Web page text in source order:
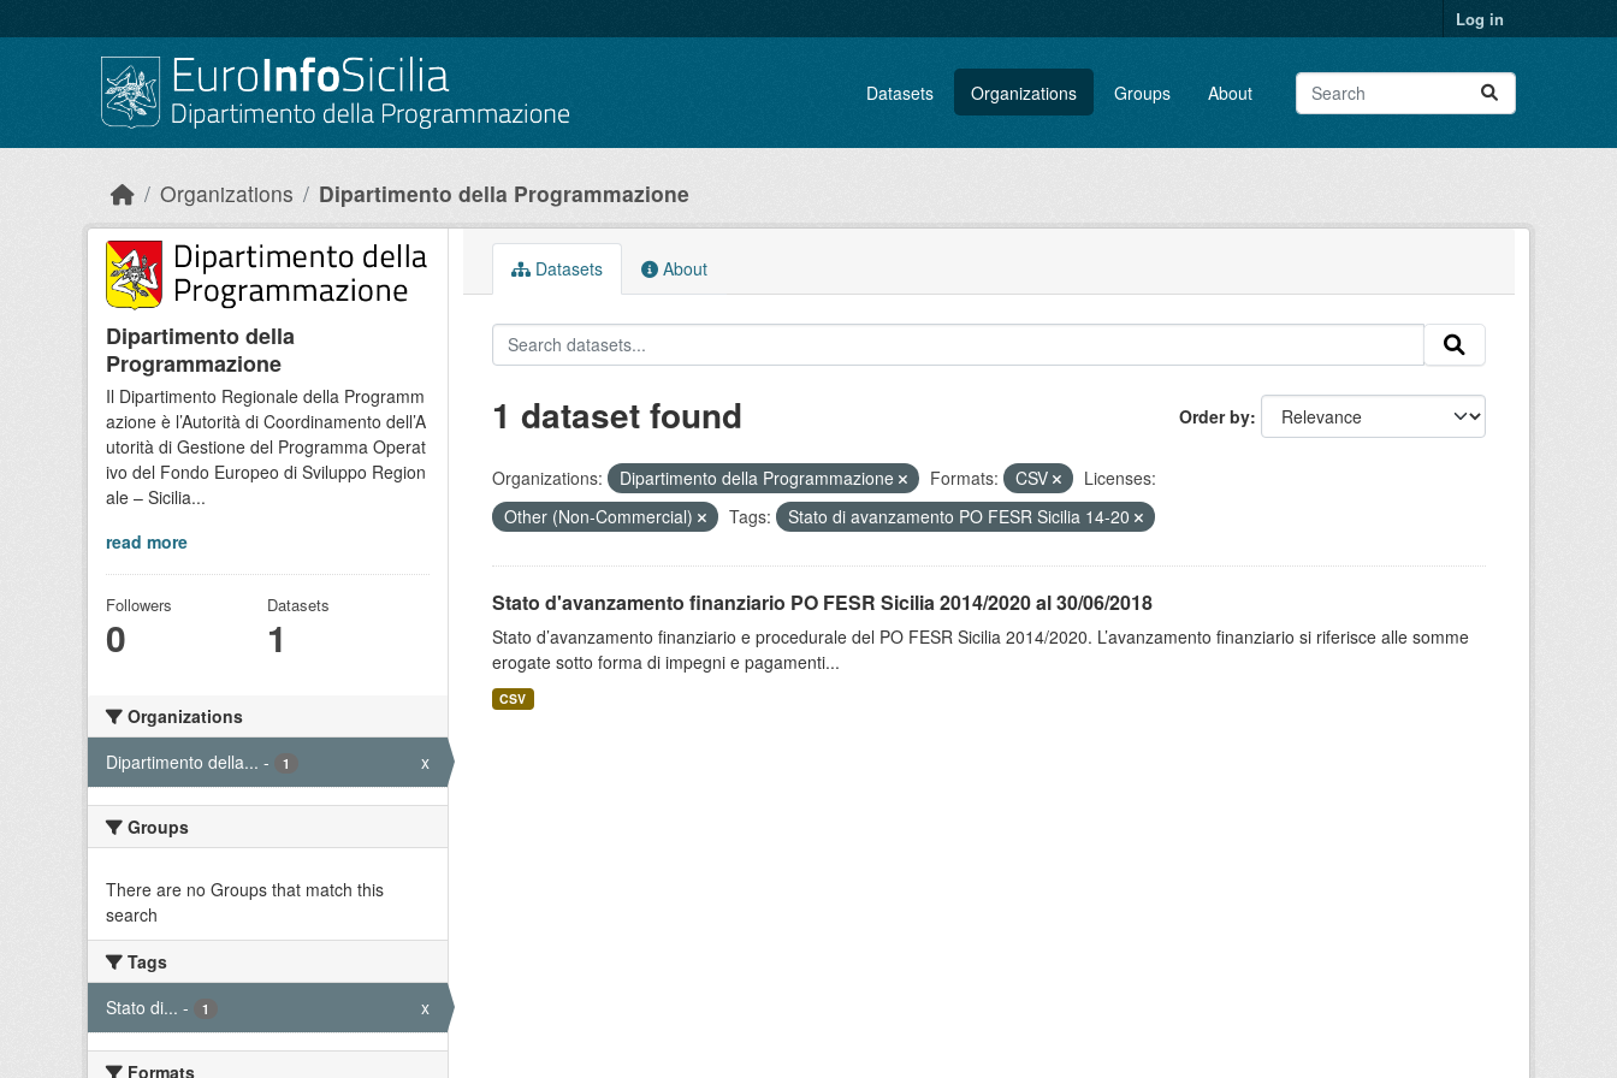
Log in
Datasets Organizations Groups About
Organizations Dipartimento della Programmazione
Dipartimento della
Programmazione
Il Dipartimento Regionale della Programm
azione è l’Autorità di Coordinamento dell’A
utorità di Gestione del Programma Operat
ivo del Fondo Europeo di Sviluppo Region
ale – Sicilia...
read more
Followers
0
Datasets
1
Organizations
Dipartimento della... - 1 x
Groups
There are no Groups that match this
search
Tags
Stato di... - 1 x
Formats
Datasets About
Order by
1 dataset found
Organizations: Dipartimento della Programmazione Formats: CSV
Licenses:
Other (Non-Commercial)
Tags: Stato di avanzamento PO FESR Sicilia 14-20
Stato d'avanzamento finanziario PO FESR Sicilia 2014/2020 al 30/06/2018
Stato d’avanzamento finanziario e procedurale del PO FESR Sicilia 2014/2020. L’avanzamento finanziario si riferisce alle somme
erogate sotto forma di impegni e pagamenti...
CSV